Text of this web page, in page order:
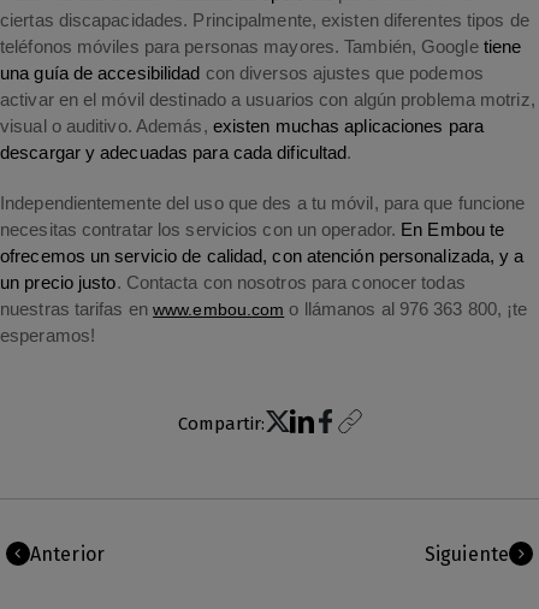
ciertas discapacidades. Principalmente, existen diferentes tipos de
teléfonos móviles para personas mayores. También, Googletiene
una guía de accesibilidad con diversos ajustes que podemos
activar en el móvil destinado a usuarios con algún problema motriz,
visual o auditivo. Además, existen muchas aplicaciones para
descargar y adecuadas para cada dificultad.
Independientemente del uso que des a tu móvil, para que funcione
necesitas contratar los servicios con un operador. En Embou te
ofrecemos un servicio de calidad, con atención personalizada, y a
un precio justo. Contacta con nosotros para conocer todas
nuestras tarifas en www.embou.com o llámanos al 976 363 800, ¡te
esperamos!
Compartir:
Anterior Siguiente